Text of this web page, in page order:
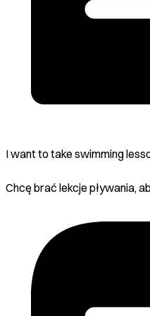
I want to take swimming
Chcę brać lekcje pływania,